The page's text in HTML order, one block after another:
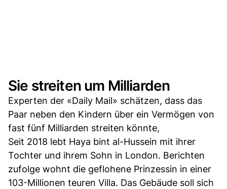
Sie streiten um Milliarden
Experten der «Daily Mail» schätzen, dass das
Paar neben den Kindern über ein Vermögen von
fast fünf Milliarden streiten könnte,
Seit 2018 lebt Haya bint al-Hussein mit ihrer
Tochter und ihrem Sohn in London. Berichten
zufolge wohnt die geflohene Prinzessin in einer
103-Millionen teuren Villa. Das Gebäude soll sich